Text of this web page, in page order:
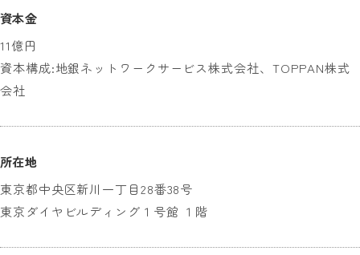
資本金
11億円
資本構成:地銀ネットワークサービス株式会社、TOPPAN株式
会社
所在地
東京都中央区新川一丁目28番38号
東京ダイヤビルディング１号館 １階